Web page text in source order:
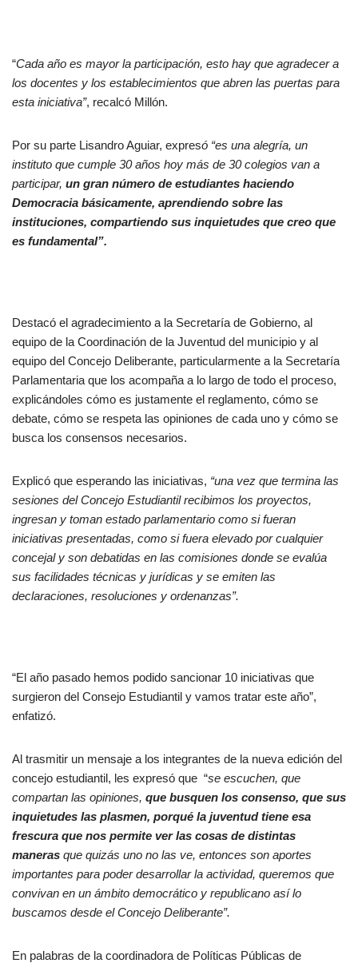
“Cada año es mayor la participación, esto hay que agradecer a
los docentes y los establecimientos que abren las puertas para
esta iniciativa”, recalcó Millón.
Por su parte Lisandro Aguiar, expresó “es una alegría, un
instituto que cumple 30 años hoy más de 30 colegios van a
participar, un gran número de estudiantes haciendo
Democracia básicamente, aprendiendo sobre las
instituciones, compartiendo sus inquietudes que creo que
es fundamental”.
Destacó el agradecimiento a la Secretaría de Gobierno, al
equipo de la Coordinación de la Juventud del municipio y al
equipo del Concejo Deliberante, particularmente a la Secretaría
Parlamentaria que los acompaña a lo largo de todo el proceso,
explicándoles cómo es justamente el reglamento, cómo se
debate, cómo se respeta las opiniones de cada uno y cómo se
busca los consensos necesarios.
Explicó que esperando las iniciativas, “una vez que termina las
sesiones del Concejo Estudiantil recibimos los proyectos,
ingresan y toman estado parlamentario como si fueran
iniciativas presentadas, como si fuera elevado por cualquier
concejal y son debatidas en las comisiones donde se evalúa
sus facilidades técnicas y jurídicas y se emiten las
declaraciones, resoluciones y ordenanzas”.
“El año pasado hemos podido sancionar 10 iniciativas que
surgieron del Consejo Estudiantil y vamos tratar este año”,
enfatizó.
Al trasmitir un mensaje a los integrantes de la nueva edición del
concejo estudiantil, les expresó que “se escuchen, que
compartan las opiniones, que busquen los consenso, que sus
inquietudes las plasmen, porqué la juventud tiene esa
frescura que nos permite ver las cosas de distintas
maneras que quizás uno no las ve, entonces son aportes
importantes para poder desarrollar la actividad, queremos que
convivan en un ámbito democrático y republicano así lo
buscamos desde el Concejo Deliberante”.
En palabras de la coordinadora de Políticas Públicas de